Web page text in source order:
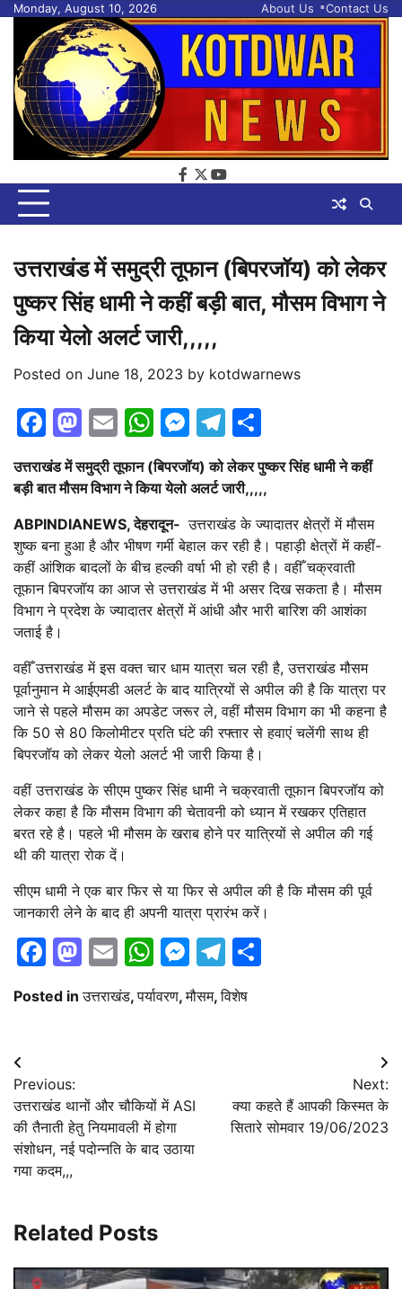
Skip
content
Monday, August 10, 2026 About Us Contact Us
facebook
twitter
youtube
उत्तराखंड में समुद्री तूफान (बिपरजॉय) को लेकर
पुष्कर सिंह धामी ने कहीं बड़ी बात, मौसम विभाग ने
किया येलो अलर्ट जारी,,,,,
Posted on June 18, 2023 by kotdwarnews
Facebook
Mastodon
EmailWhatsApp
Messenger
Telegram
उत्तराखंड में समुद्री तूफान (बिपरजॉय) को लेकर पुष्कर सिंह धामी ने कहीं
बड़ी बात मौसम विभाग ने किया येलो अलर्ट जारी,,,,,
ABPINDIANEWS, देहरादून- उत्तराखंड के ज्यादातर क्षेत्रों में मौसम
शुष्क बना हुआ है और भीषण गर्मी बेहाल कर रही है। पहाड़ी क्षेत्रों में कहीं-
कहीं आंशिक बादलों के बीच हल्की वर्षा भी हो रही है। वहीँ चक्रवाती
तूफान बिपरजॉय का आज से उत्तराखंड में भी असर दिख सकता है। मौसम
विभाग ने प्रदेश के ज्यादातर क्षेत्रों में आंधी और भारी बारिश की आशंका
जताई है।
वहीँ उत्तराखंड में इस वक्त चार धाम यात्रा चल रही है, उत्तराखंड मौसम
पूर्वानुमान मे आईएमडी अलर्ट के बाद यात्रियों से अपील की है कि यात्रा पर
जाने से पहले मौसम का अपडेट जरूर ले, वहीं मौसम विभाग का भी कहना है
कि 50 से 80 किलोमीटर प्रति घंटे की रफ्तार से हवाएं चलेंगी साथ ही
बिपरजॉय को लेकर येलो अलर्ट भी जारी किया है।
वहीं उत्तराखंड के सीएम पुष्कर सिंह धामी ने चक्रवाती तूफान बिपरजॉय को
लेकर कहा है कि मौसम विभाग की चेतावनी को ध्यान में रखकर एतिहात
बरत रहे है। पहले भी मौसम के खराब होने पर यात्रियों से अपील की गई
थी की यात्रा रोक दें।
सीएम धामी ने एक बार फिर से या फिर से अपील की है कि मौसम की पूर्व
जानकारी लेने के बाद ही अपनी यात्रा प्रारंभ करें।
Facebook
Mastodon
EmailWhatsApp
Messenger
Telegram
Posted inउत्तराखंड,पर्यावरण,मौसम,विशेष
Post
navigation
Previous:
उत्तराखंड थानों और चौकियों में ASI
की तैनाती हेतु नियमावली में होगा
संशोधन, नई पदोन्नति के बाद उठाया
गया कदम,,,
Next:
क्या कहते हैं आपकी किस्मत के
सितारे सोमवार 19/06/2023
Related Posts